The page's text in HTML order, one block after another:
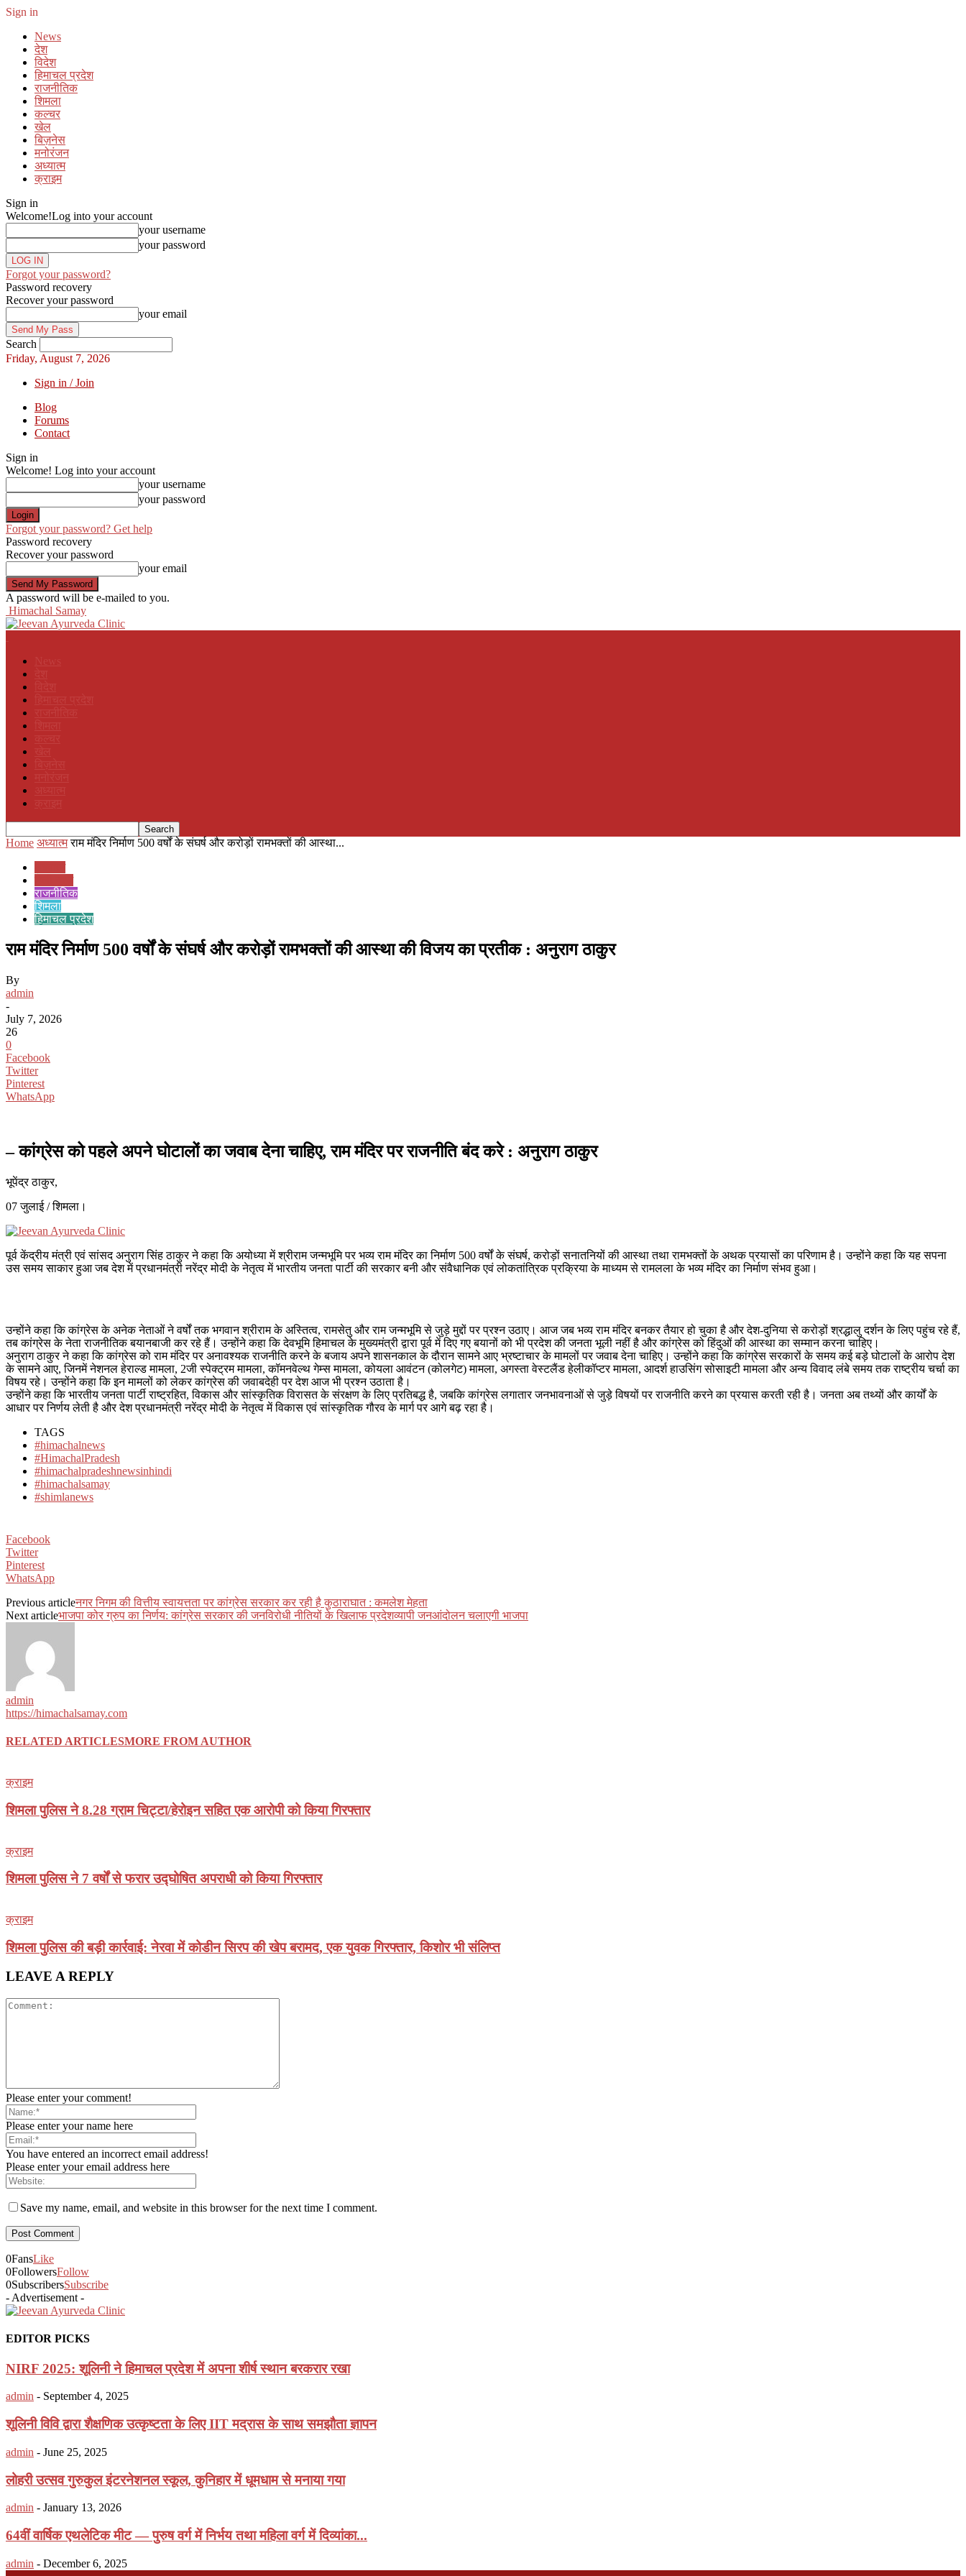
Sign in
News
देश
विदेश
हिमाचल प्रदेश
राजनीतिक
शिमला
कल्चर
खेल
बिज़नेस
मनोरंजन
अध्यात्म
क्राइम
Sign in
Welcome!Log into your account
your username
your password
Forgot your password?
Password recovery
Recover your password
your email
Search
Friday, August 7, 2026
Sign in / Join
Blog
Forums
Contact
Sign in
Welcome! Log into your account
your username
your password
Forgot your password? Get help
Password recovery
Recover your password
your email
A password will be e-mailed to you.
Himachal Samay
Home अध्यात्म राम मंदिर निर्माण 500 वर्षों के संघर्ष और करोड़ों रामभक्तों की आस्था...
राजनीतिक
शिमला
हिमाचल प्रदेश
राम मंदिर निर्माण 500 वर्षों के संघर्ष और करोड़ों रामभक्तों की आस्था की विजय का प्रतीक : अनुराग ठाकुर
By
admin
-
July 7, 2026
26
0
Facebook
Twitter
Pinterest
WhatsApp
– कांग्रेस को पहले अपने घोटालों का जवाब देना चाहिए, राम मंदिर पर राजनीति बंद करे : अनुराग ठाकुर
भूपेंद्र ठाकुर,
07 जुलाई / शिमला।
पूर्व केंद्रीय मंत्री एवं सांसद अनुराग सिंह ठाकुर ने कहा कि अयोध्या में श्रीराम जन्मभूमि पर भव्य राम मंदिर का निर्माण 500 वर्षों के संघर्ष, करोड़ों सनातनियों की आस्था तथा रामभक्तों के अथक प्रयासों का परिणाम है। उन्होंने कहा कि यह सपना
उस समय साकार हुआ जब देश में प्रधानमंत्री नरेंद्र मोदी के नेतृत्व में भारतीय जनता पार्टी की सरकार बनी और संवैधानिक एवं लोकतांत्रिक प्रक्रिया के माध्यम से रामलला के भव्य मंदिर का निर्माण संभव हुआ।
उन्होंने कहा कि कांग्रेस के अनेक नेताओं ने वर्षों तक भगवान श्रीराम के अस्तित्व, रामसेतु और राम जन्मभूमि से जुड़े मुद्दों पर प्रश्न उठाए। आज जब भव्य राम मंदिर बनकर तैयार हो चुका है और देश-दुनिया से करोड़ों श्रद्धालु दर्शन के लिए पहुंच रहे हैं,
तब कांग्रेस के नेता राजनीतिक बयानबाजी कर रहे हैं। उन्होंने कहा कि देवभूमि हिमाचल के मुख्यमंत्री द्वारा पूर्व में दिए गए बयानों को भी प्रदेश की जनता भूली नहीं है और कांग्रेस को हिंदुओं की आस्था का सम्मान करना चाहिए।
अनुराग ठाकुर ने कहा कि कांग्रेस को राम मंदिर पर अनावश्यक राजनीति करने के बजाय अपने शासनकाल के दौरान सामने आए भ्रष्टाचार के मामलों पर जवाब देना चाहिए। उन्होंने कहा कि कांग्रेस सरकारों के समय कई बड़े घोटालों के आरोप देश
के सामने आए, जिनमें नेशनल हेराल्ड मामला, 2जी स्पेक्ट्रम मामला, कॉमनवेल्थ गेम्स मामला, कोयला आवंटन (कोलगेट) मामला, अगस्ता वेस्टलैंड हेलीकॉप्टर मामला, आदर्श हाउसिंग सोसाइटी मामला और अन्य विवाद लंबे समय तक राष्ट्रीय चर्चा का
विषय रहे। उन्होंने कहा कि इन मामलों को लेकर कांग्रेस की जवाबदेही पर देश आज भी प्रश्न उठाता है।
उन्होंने कहा कि भारतीय जनता पार्टी राष्ट्रहित, विकास और सांस्कृतिक विरासत के संरक्षण के लिए प्रतिबद्ध है, जबकि कांग्रेस लगातार जनभावनाओं से जुड़े विषयों पर राजनीति करने का प्रयास करती रही है। जनता अब तथ्यों और कार्यों के
आधार पर निर्णय लेती है और देश प्रधानमंत्री नरेंद्र मोदी के नेतृत्व में विकास एवं सांस्कृतिक गौरव के मार्ग पर आगे बढ़ रहा है।
TAGS
#himachalnews
#HimachalPradesh
#himachalpradeshnewsinhindi
#himachalsamay
#shimlanews
Facebook
Twitter
Pinterest
WhatsApp
Previous articleनगर निगम की वित्तीय स्वायत्तता पर कांग्रेस सरकार कर रही है कुठाराघात : कमलेश मेहता
Next articleभाजपा कोर ग्रुप का निर्णय: कांग्रेस सरकार की जनविरोधी नीतियों के खिलाफ प्रदेशव्यापी जनआंदोलन चलाएगी भाजपा
admin
https://himachalsamay.com
RELATED ARTICLESMORE FROM AUTHOR
क्राइम
शिमला पुलिस ने 8.28 ग्राम चिट्टा/हेरोइन सहित एक आरोपी को किया गिरफ्तार
क्राइम
शिमला पुलिस ने 7 वर्षों से फरार उद्घोषित अपराधी को किया गिरफ्तार
क्राइम
शिमला पुलिस की बड़ी कार्रवाई: नेरवा में कोडीन सिरप की खेप बरामद, एक युवक गिरफ्तार, किशोर भी संलिप्त
LEAVE A REPLY
Please enter your comment!
Please enter your name here
You have entered an incorrect email address!
Please enter your email address here
Save my name, email, and website in this browser for the next time I comment.
0FansLike
0FollowersFollow
0SubscribersSubscribe
- Advertisement -
EDITOR PICKS
NIRF 2025: शूलिनी ने हिमाचल प्रदेश में अपना शीर्ष स्थान बरकरार रखा
admin - September 4, 2025
शूलिनी विवि द्वारा शैक्षणिक उत्कृष्टता के लिए IIT मद्रास के साथ समझौता ज्ञापन
admin - June 25, 2025
​लोहरी उत्सव गुरुकुल इंटरनेशनल स्कूल, कुनिहार में धूमधाम से मनाया गया
admin - January 13, 2026
64वीं वार्षिक एथलेटिक मीट — पुरुष वर्ग में निर्भय तथा महिला वर्ग में दिव्यांका...
admin - December 6, 2025